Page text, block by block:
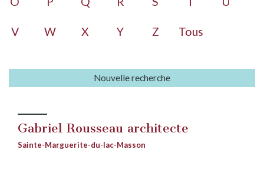
V W X Y Z Tous
Nouvelle recherche
Gabriel Rousseau architecte
Sainte-Marguerite-du-lac-Masson